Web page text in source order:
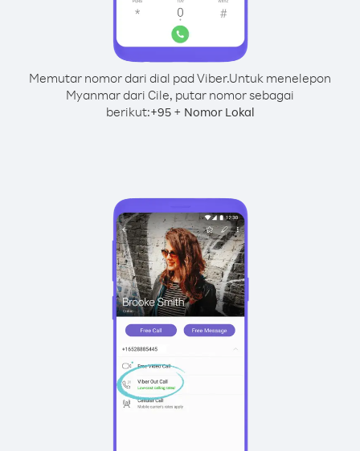
Memutar nomor dari dial pad Viber.Untuk menelepon
Myanmar dari Cile, putar nomor sebagai
berikut:+95+ Nomor Lokal